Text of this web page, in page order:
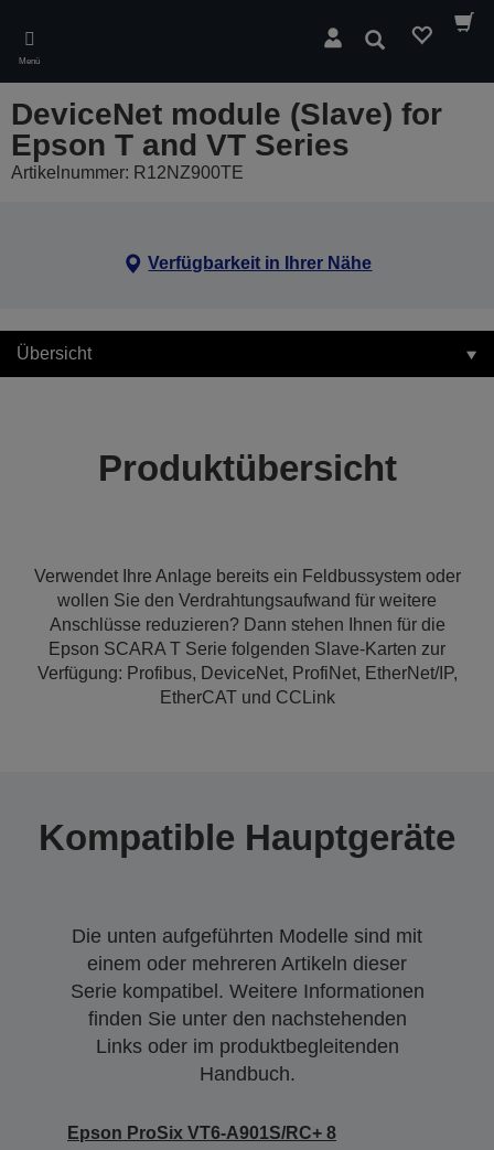
main
content
Menü
Suchen
DeviceNet module (Slave) for
Epson T and VT Series
Artikelnummer: R12NZ900TE
Verfügbarkeit in Ihrer Nähe
Übersicht
Produktübersicht
Verwendet Ihre Anlage bereits ein Feldbussystem oder
wollen Sie den Verdrahtungsaufwand für weitere
Anschlüsse reduzieren? Dann stehen Ihnen für die
Epson SCARA T Serie folgenden Slave-Karten zur
Verfügung: Profibus, DeviceNet, ProfiNet, EtherNet/IP,
EtherCAT und CCLink
Kompatible Hauptgeräte
Die unten aufgeführten Modelle sind mit
einem oder mehreren Artikeln dieser
Serie kompatibel. Weitere Informationen
finden Sie unter den nachstehenden
Links oder im produktbegleitenden
Handbuch.
Epson ProSix VT6-A901S/RC+ 8